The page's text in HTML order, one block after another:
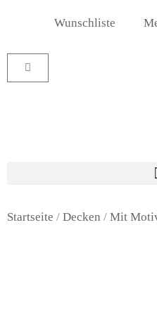
springen
Wunschliste
Warenkorb
Startseite / Decken / Mit